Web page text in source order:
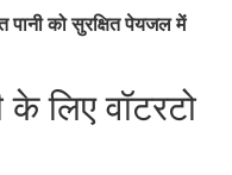
पानी को सुरक्षित पेयजल में
के लिए वॉटरटो